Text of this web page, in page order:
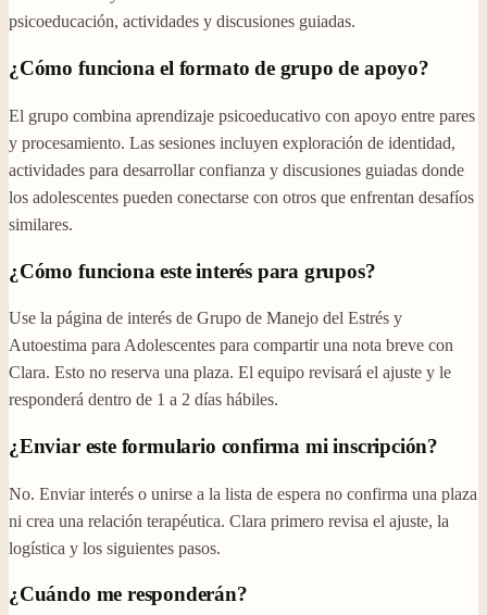
psicoeducación, actividades y discusiones guiadas.
¿Cómo funciona el formato de grupo de apoyo?
El grupo combina aprendizaje psicoeducativo con apoyo entre pares
y procesamiento. Las sesiones incluyen exploración de identidad,
actividades para desarrollar confianza y discusiones guiadas donde
los adolescentes pueden conectarse con otros que enfrentan desafíos
similares.
¿Cómo funciona este interés para grupos?
Use la página de interés de Grupo de Manejo del Estrés y
Autoestima para Adolescentes para compartir una nota breve con
Clara. Esto no reserva una plaza. El equipo revisará el ajuste y le
responderá dentro de 1 a 2 días hábiles.
¿Enviar este formulario confirma mi inscripción?
No. Enviar interés o unirse a la lista de espera no confirma una plaza
ni crea una relación terapéutica. Clara primero revisa el ajuste, la
logística y los siguientes pasos.
¿Cuándo me responderán?